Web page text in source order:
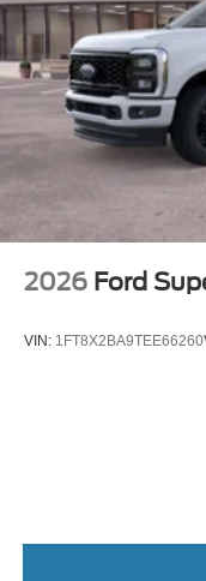
2026 Ford
VIN: 1FT8X2BA9TEE66260